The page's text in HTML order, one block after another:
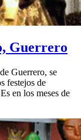
Guerrero
Guerrero, se
festejos de
en los meses de